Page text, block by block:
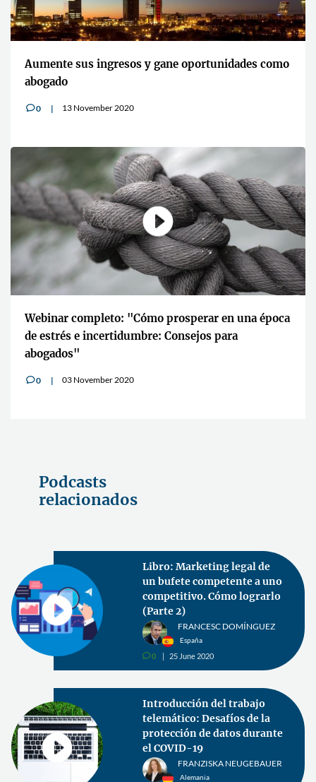
Aumente sus ingresos y gane oportunidades como
abogado
v0 13 November 2020
Webinar completo: "Cómo prosperar en una época
de estrés e incertidumbre: Consejos para
abogados"
v0 03 November 2020
Podcasts
relacionados
Libro: Marketing legal de
un bufete competente a uno
competitivo. Cómo lograrlo
(Parte 2)
FRANCESC DOMÍNGUEZ
España
v0 25 June 2020
Introducción del trabajo
telemático: Desafíos de la
protección de datos durante
el COVID-19
FRANZISKA NEUGEBAUER
Alemania